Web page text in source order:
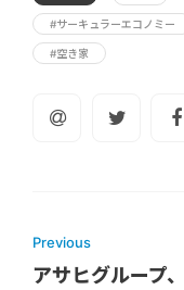
#サーキュラーエコノミー
#空き家
Previous
アサヒグループ